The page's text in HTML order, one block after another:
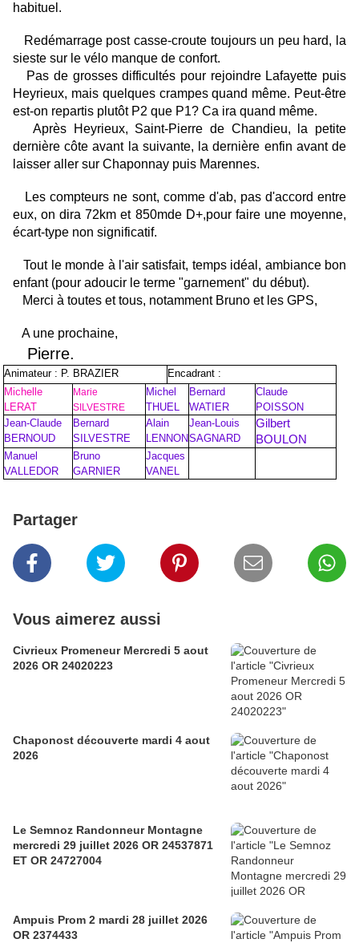
habituel.
Redémarrage post casse-croute toujours un peu hard, la
sieste sur le vélo manque de confort.
Pas de grosses difficultés pour rejoindre Lafayette puis
Heyrieux, mais quelques crampes quand même. Peut-être
est-on repartis plutôt P2 que P1? Ca ira quand même.
Après Heyrieux, Saint-Pierre de Chandieu, la petite
dernière côte avant la suivante, la dernière enfin avant de
laisser aller sur Chaponnay puis Marennes.
Les compteurs ne sont, comme d'ab, pas d'accord entre
eux, on dira 72km et 850mde D+,pour faire une moyenne,
écart-type non significatif.
Tout le monde à l'air satisfait, temps idéal, ambiance bon
enfant (pour adoucir le terme "garnement" du début).
Merci à toutes et tous, notamment Bruno et les GPS,
A une prochaine,
Pierre.
Animateur : P. BRAZIER
Encadrant :
Michelle
LERAT
Marie
SILVESTRE
Michel
THUEL
Bernard
WATIER
Claude
POISSON
Jean-Claude
BERNOUD
Bernard
SILVESTRE
Alain
LENNON
Jean-Louis
SAGNARD
Gilbert
BOULON
Manuel
VALLEDOR
Bruno
GARNIER
Jacques
VANEL
Partager
Vous aimerez aussi
Civrieux Promeneur Mercredi 5 aout
2026 OR 24020223
Chaponost découverte mardi 4 aout
2026
Le Semnoz Randonneur Montagne
mercredi 29 juillet 2026 OR 24537871
ET OR 24727004
Ampuis Prom 2 mardi 28 juillet 2026
OR 2374433